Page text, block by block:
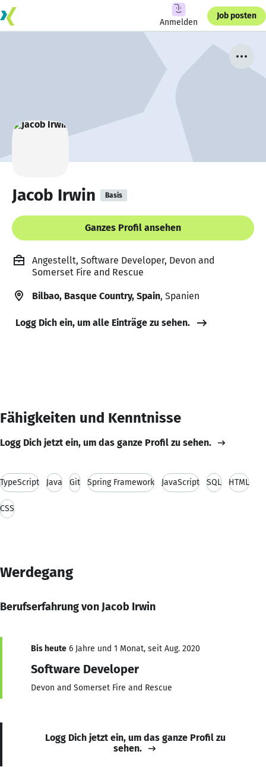
Anmelden
Job posten
Jacob Irwin Basis
Ganzes Profil ansehen
Angestellt, Software Developer, Devon and
Somerset Fire and Rescue
Bilbao, Basque Country, Spain, Spanien
Logg Dich ein, um alle Einträge zu sehen.
Fähigkeiten und Kenntnisse
Logg Dich jetzt ein, um das ganze Profil zu sehen.
TypeScript Java Git Spring Framework JavaScript SQL HTML
CSS
Werdegang
Berufserfahrung von Jacob Irwin
Bis heute 6 Jahre und 1 Monat, seit Aug. 2020
Software Developer
Devon and Somerset Fire and Rescue
Logg Dich jetzt ein, um das ganze Profil zu
sehen.